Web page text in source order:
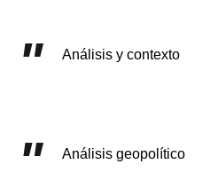
Análisis y contexto
Análisis geopolítico